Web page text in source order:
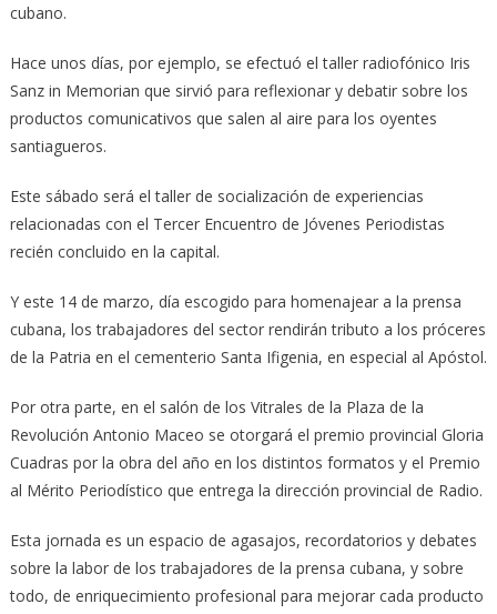
cubano.
Hace unos días, por ejemplo, se efectuó el taller radiofónico Iris
Sanz in Memorian que sirvió para reflexionar y debatir sobre los
productos comunicativos que salen al aire para los oyentes
santiagueros.
Este sábado será el taller de socialización de experiencias
relacionadas con el Tercer Encuentro de Jóvenes Periodistas
recién concluido en la capital.
Y este 14 de marzo, día escogido para homenajear a la prensa
cubana, los trabajadores del sector rendirán tributo a los próceres
de la Patria en el cementerio Santa Ifigenia, en especial al Apóstol.
Por otra parte, en el salón de los Vitrales de la Plaza de la
Revolución Antonio Maceo se otorgará el premio provincial Gloria
Cuadras por la obra del año en los distintos formatos y el Premio
al Mérito Periodístico que entrega la dirección provincial de Radio.
Esta jornada es un espacio de agasajos, recordatorios y debates
sobre la labor de los trabajadores de la prensa cubana, y sobre
todo, de enriquecimiento profesional para mejorar cada producto